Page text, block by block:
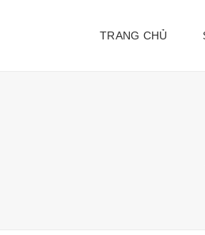
TRANG CHỦ